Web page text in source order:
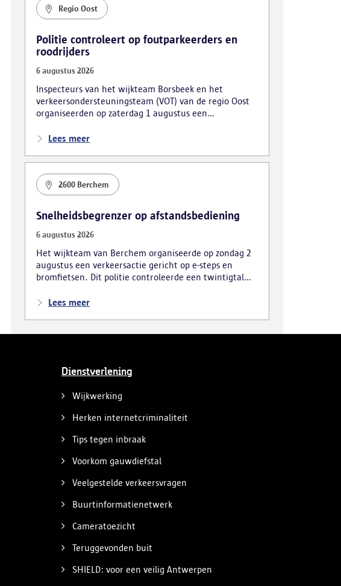
Regio Oost
Politie controleert op foutparkeerders en
roodrijders
6 augustus 2026
Inspecteurs van het wijkteam Borsbeek en het
verkeersondersteuningsteam (VOT) van de regio Oost
organiseerden op zaterdag 1 augustus een
foutparkeerders en roodrijders.
Lees meer
2600 Berchem
Snelheidsbegrenzer op afstandsbediening
6 augustus 2026
Het wijkteam van Berchem organiseerde op zondag 2
augustus een verkeersactie gericht op e-steps en
bromfietsen. Dit politie controleerde een twintigtal
Lees meer
Dienstverlening
Wijkwerking
Herken internetcriminaliteit
Tips tegen inbraak
Voorkom gauwdiefstal
Veelgestelde verkeersvragen
Buurtinformatienetwerk
Cameratoezicht
Teruggevonden buit
SHIELD: voor een veilig Antwerpen